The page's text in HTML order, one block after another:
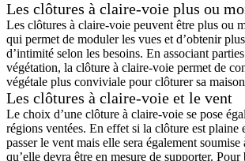
Les clôtures à claire-voie plus ou
Les clôtures à claire-voie peuvent être plus ou
qui permet de moduler les vues et d’obtenir
d’intimité selon les besoins. En associant
végétation, la clôture à claire-voie permet de
végétale plus conviviale pour clôturer sa
Les clôtures à claire-voie et le vent
Le choix d’une clôture à claire-voie se pose
régions ventées. En effet si la clôture est plaine
passer le vent mais elle sera également
qu’elle devra être en mesure de supporter.